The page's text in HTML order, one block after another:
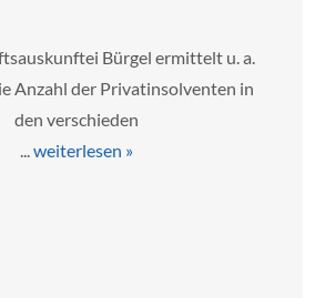
Bürgel ermittelt u. a.
Anzahl der Privatinsolventen in
den verschieden
weiterlesen »